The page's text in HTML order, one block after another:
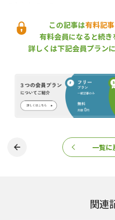
熱海の大規模土石流災害
ている課題【論点を追う
ろ、静岡県熱海市伊豆山で大規模
るなど甚大な被害が発生した（７
因とみられているのが上流部に造
*1熱海の大規模土石流災害が投げ
熱海市盛土盛土による災害防止のた
『林政ニュース
おかげさまで、
この記事は有料記
有料会員になると続き
詳しくは下記会員プラン
一覧に
関連